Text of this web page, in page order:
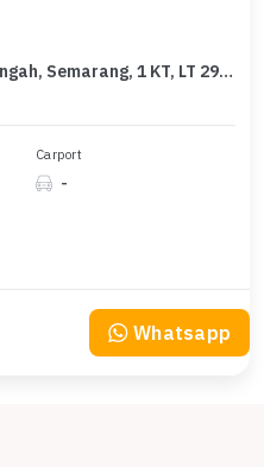
Rumah Elegan di Semarang Tengah, Semarang, 1 KT, LT 299m²
Carport
-
Whatsapp